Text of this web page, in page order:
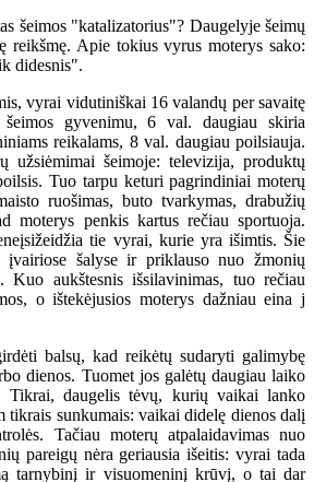
šeimos "katalizatorius"? Daugelyje šeimų
reikšmę. Apie tokius vyrus moterys sako:
didesnis".
vyrai vidutiniškai 16 valandų per savaitę
gyvenimu, 6 val. daugiau skiria
reikalams, 8 val. daugiau poilsiauja.
užsiėmimai šeimoje: televizija, produktų
Tuo tarpu keturi pagrindiniai moterų
ruošimas, buto tvarkymas, drabužių
moterys penkis kartus rečiau sportuoja.
tie vyrai, kurie yra išimtis. Šie
šalyse ir priklauso nuo žmonių
Kuo aukštesnis išsilavinimas, tuo rečiau
o ištekėjusios moterys dažniau eina j
balsų, kad reikėtų sudaryti galimybę
dienos. Tuomet jos galėtų daugiau laiko
Tikrai, daugelis tėvų, kurių vaikai lanko
tikrais sunkumais: vaikai didelę dienos dalį
Tačiau moterų atpalaidavimas nuo
pareigų nėra geriausia išeitis: vyrai tada
tarnybinį ir visuomeninį krūvį, o tai dar